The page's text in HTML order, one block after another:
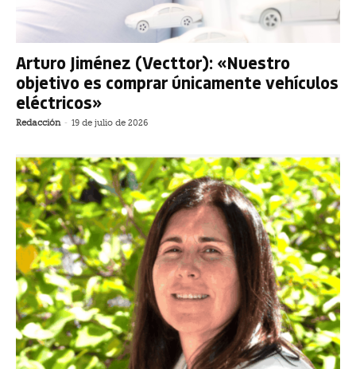
Arturo Jiménez (Vecttor): «Nuestro
objetivo es comprar únicamente vehículos
eléctricos»
Redacción - 19 de julio de 2026